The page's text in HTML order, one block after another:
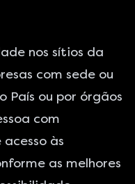
nos sítios da
com sede ou
País ou por órgãos
com
às
as melhores